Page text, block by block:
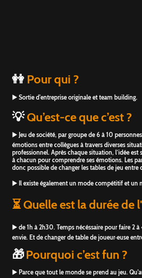
👭 Pour qui ?
▶️ Sortie d'entreprise originale et team building.
💡Qu’est-ce que c’est ?
▶️ Jeu de société, par groupe de 6 à 10
émotions entre collègues à travers diverses
professionnel. Après chaque situation, l’idée
à chacun pour comprendre ses émotions. Les
donc possible de changer les tables de jeu entre
▶️ Il existe également un mode compétitif et un
⏳ Quelle est la durée de
▶️ de 1h à 2h30. Temps nécéssaire pour faire 2
envie. Et de changer de table de joueur·euse
🎁Pourquoi c’est fun ?
▶️ Parce que tout le monde se prend au jeu.